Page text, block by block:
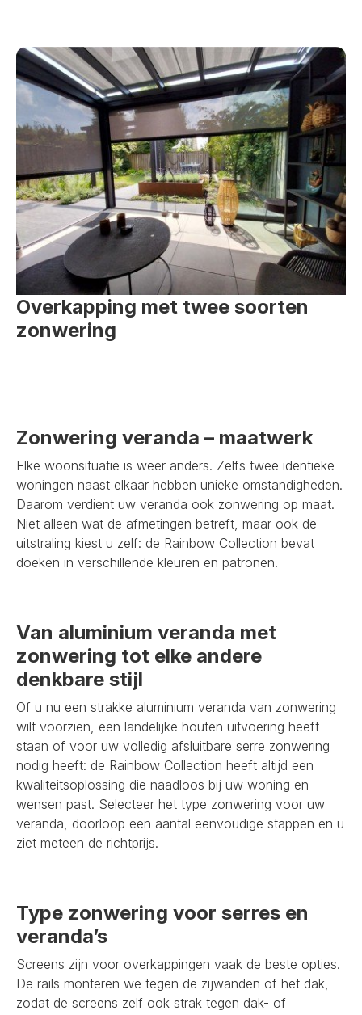
Overkapping met twee soorten
zonwering
Zonwering veranda – maatwerk
Elke woonsituatie is weer anders. Zelfs twee identieke
woningen naast elkaar hebben unieke omstandigheden.
Daarom verdient uw veranda ook zonwering op maat.
Niet alleen wat de afmetingen betreft, maar ook de
uitstraling kiest u zelf: de Rainbow Collection bevat
doeken in verschillende kleuren en patronen.
Van aluminium veranda met
zonwering tot elke andere
denkbare stijl
Of u nu een strakke aluminium veranda van zonwering
wilt voorzien, een landelijke houten uitvoering heeft
staan of voor uw volledig afsluitbare serre zonwering
nodig heeft: de Rainbow Collection heeft altijd een
kwaliteitsoplossing die naadloos bij uw woning en
wensen past. Selecteer het type zonwering voor uw
veranda, doorloop een aantal eenvoudige stappen en u
ziet meteen de richtprijs.
Type zonwering voor serres en
veranda’s
Screens zijn voor overkappingen vaak de beste opties.
De rails monteren we tegen de zijwanden of het dak,
zodat de screens zelf ook strak tegen dak- of